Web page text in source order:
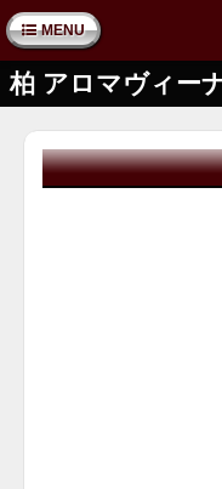
MENU
柏 アロマヴィー